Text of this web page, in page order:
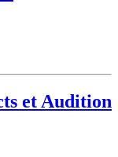
et Audition